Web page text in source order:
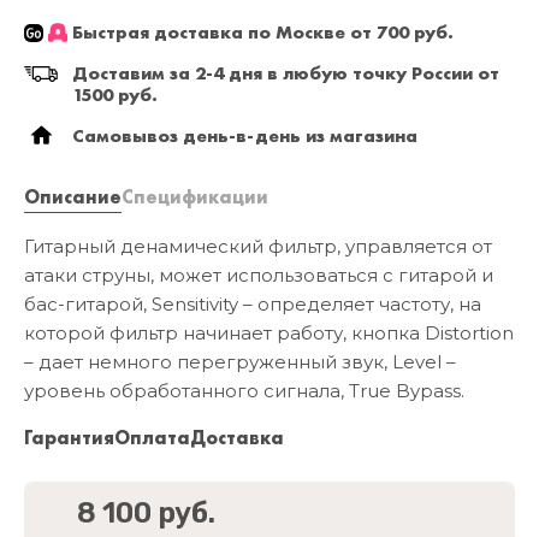
Быстрая доставка по Москве от 700 руб.
Доставим за 2-4 дня в любую точку России от
1500 руб.
Самовывоз день-в-день из магазина
ОписаниеСпецификации
Гитарный денамический фильтр, управляется от
атаки струны, может использоваться с гитарой и
бас-гитарой, Sensitivity – определяет частоту, на
которой фильтр начинает работу, кнопка Distortion
– дает немного перегруженный звук, Level –
уровень обработанного сигнала, True Bypass.
ГарантияОплатаДоставка
8 100 руб.